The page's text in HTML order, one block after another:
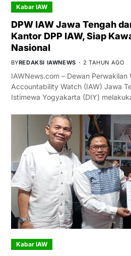
Kabar IAW
DPW IAW Jawa Tengah
Kantor DPP IAW, Siap
Nasional
BYREDAKSI IAWNEWS 2 TAHUN AGO
IAWNews.com – Dewan Perwakilan
Accountability Watch (IAW) Jawa
Istimewa Yogyakarta (DIY)
Kabar IAW